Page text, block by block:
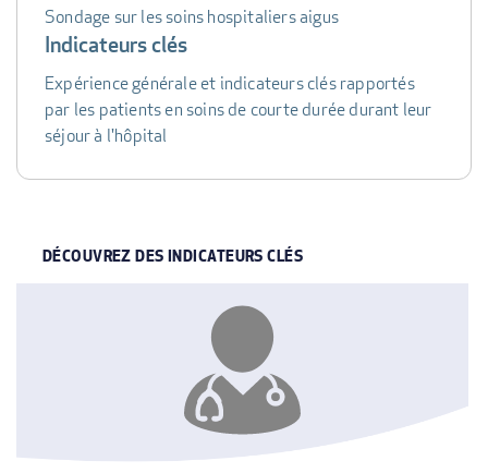
Sondage sur les soins hospitaliers aigus
Indicateurs clés
Expérience générale et indicateurs clés rapportés
par les patients en soins de courte durée durant leur
séjour à l'hôpital
DÉCOUVREZ DES INDICATEURS CLÉS